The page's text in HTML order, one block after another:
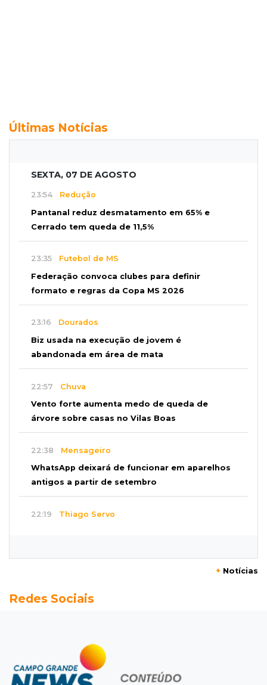
Últimas Notícias
SEXTA, 07 DE AGOSTO
23:54 Redução
Pantanal reduz desmatamento em 65% e
Cerrado tem queda de 11,5%
23:35 Futebol de MS
Federação convoca clubes para definir
formato e regras da Copa MS 2026
23:16 Dourados
Biz usada na execução de jovem é
abandonada em área de mata
22:57 Chuva
Vento forte aumenta medo de queda de
árvore sobre casas no Vilas Boas
22:38 Mensageiro
WhatsApp deixará de funcionar em aparelhos
antigos a partir de setembro
22:19 Thiago Servo
Semana vai começar com 909 novas
Flagrante
Motorista atinge carro parado, perde
retrovisor e foge no Jardim Antártica
+ Notícias
Redes Sociais